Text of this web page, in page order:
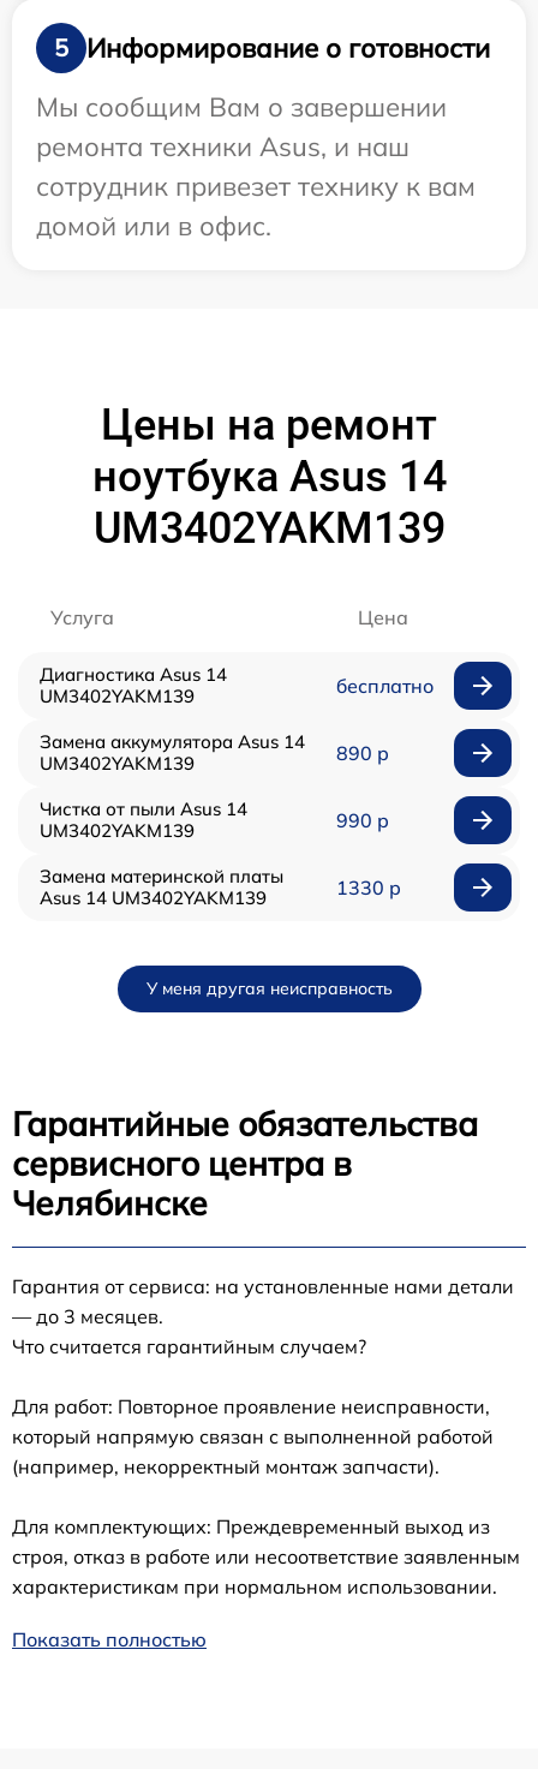
5
Информирование о готовности
Мы сообщим Вам о завершении
ремонта техники Asus, и наш
сотрудник привезет технику к вам
домой или в офис.
Цены на ремонт
ноутбука Asus 14
UM3402YAKM139
Услуга Цена
Диагностика Asus 14
UM3402YAKM139
бесплатно
Замена аккумулятора Asus 14
UM3402YAKM139
890 р
Чистка от пыли Asus 14
UM3402YAKM139
990 р
Замена материнской платы
Asus 14 UM3402YAKM139
1330 р
У меня другая неисправность
Гарантийные обязательства
сервисного центра в
Челябинске
Гарантия от сервиса: на установленные нами детали
— до 3 месяцев.
Что считается гарантийным случаем?
Для работ: Повторное проявление неисправности,
который напрямую связан с выполненной работой
(например, некорректный монтаж запчасти).
Для комплектующих: Преждевременный выход из
строя, отказ в работе или несоответствие заявленным
характеристикам при нормальном использовании.
Показать полностью